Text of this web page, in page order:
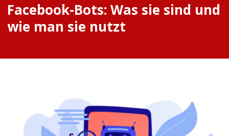
Facebook-Bots: Was sie sind und
wie man sie nutzt